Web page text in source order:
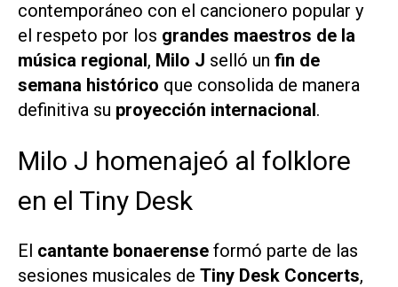
contemporáneo con el cancionero popular y
el respeto por los grandes maestros de la
música regional, Milo J selló un fin de
semana histórico que consolida de manera
definitiva su proyección internacional.
Milo J homenajeó al folklore
en el Tiny Desk
El cantante bonaerense formó parte de las
sesiones musicales de Tiny Desk Concerts,